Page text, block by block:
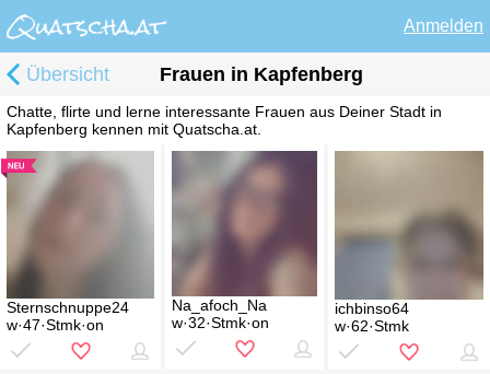
Anmelden
Übersicht Frauen in Kapfenberg
Chatte, flirte und lerne interessante Frauen aus Deiner Stadt in
Kapfenberg kennen mit Quatscha.at.
Sternschnuppe24
w·47·Stmk·on
Na_afoch_Na
w·32·Stmk·on
ichbinso64
w·62·Stmk